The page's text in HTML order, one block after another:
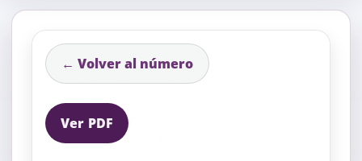
← Volver al número
Ver PDF